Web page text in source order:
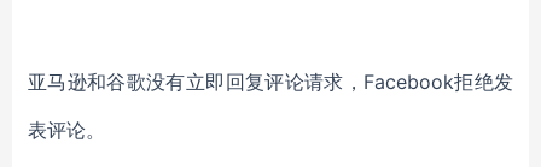
亚马逊和谷歌没有立即回复评论请求，Facebook拒绝发
表评论。